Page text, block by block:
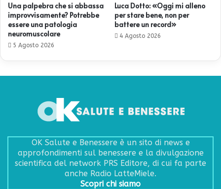
Una palpebra che si abbassa
improvvisamente? Potrebbe
essere una patologia
neuromuscolare
5 Agosto 2026
Luca Dotto: «Oggi mi alleno
per stare bene, non per
battere un record»
4 Agosto 2026
OK Salute e Benessere è un sito di news e
approfondimenti sul benessere e la divulgazione
scientifica del network PRS Editore, di cui fa parte
anche Radio LatteMiele.
Scopri chi siamo